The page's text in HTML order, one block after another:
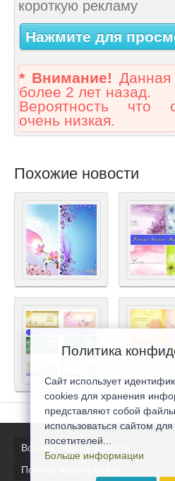
короткую рекламу
Нажмите для
* Внимание! Данная
более 2 лет назад.
Вероятность что
очень низкая.
Похожие новости
Все последние новости
Полная версия сайта
Политика
Сайт использует
cookies для хранения
представляют собой
использоваться сайтом
посетителей...
Больше информации